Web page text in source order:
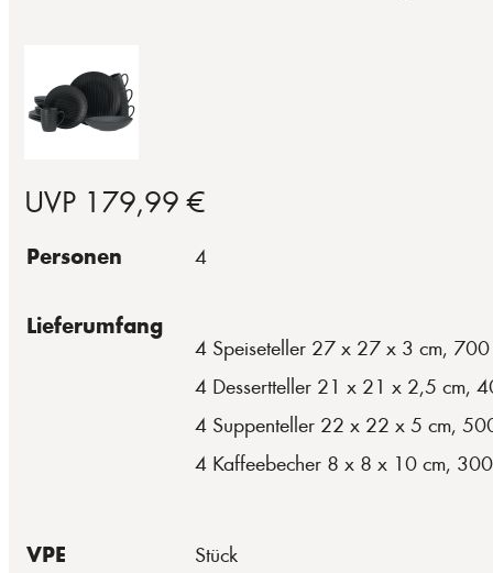
UVP 179,99 €
Personen 4
Lieferumfang
4 Speiseteller 27 x 27 x 3 cm,
4 Dessertteller 21 x 21 x 2,5 cm,
4 Suppenteller 22 x 22 x 5 cm,
4 Kaffeebecher 8 x 8 x 10 cm,
VPE Stück